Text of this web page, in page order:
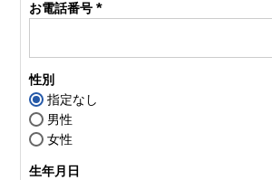
お電話番号
性別
指定なし
男性
女性
生年月日